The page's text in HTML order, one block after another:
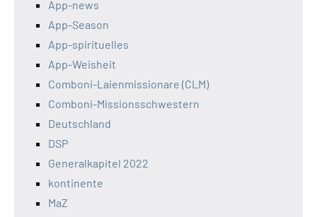
App-news
App-Season
App-spirituelles
App-Weisheit
Comboni-Laienmissionare (CLM)
Comboni-Missionsschwestern
Deutschland
DSP
Generalkapitel 2022
kontinente
MaZ